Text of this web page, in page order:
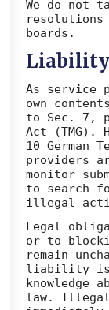
We do not
resolutions
boards.
As service
own
to Sec. 7,
Act (TMG).
10 German
providers
monitor
to search
illegal
Legal
or to
remain
liability is
knowledge
law. Illegal